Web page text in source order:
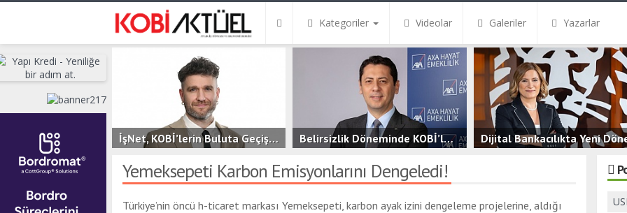
Kategoriler Videolar Galeriler Yazarlar
İşNet, KOBİ’lerin Buluta Geçişini Kolaylaştıran Yeni Hizmeti bluutyKonfor’u Duyurdu Belirsizlik Döneminde KOBİ’ler İçin Finansal Güvence Dijital Bankacılıkta Yeni
Yemeksepeti Karbon Emisyonlarını Dengeledi!
Türkiye’nin öncü h-ticaret markası Yemeksepeti, karbon ayak izini dengeleme projelerine, aldığı